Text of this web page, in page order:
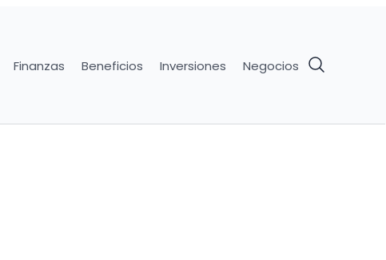
Finanzas Beneficios Inversiones Negocios